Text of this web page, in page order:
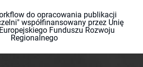
do opracowania publikacji
współfinansowany przez Unię
Funduszu Rozwoju
Regionalnego